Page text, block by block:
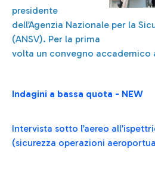
presidente
dell’Agenzia Nazionale per la
(ANSV). Per la prima
volta un convegno accademico
Indagini a bassa quota - NEW
Intervista sotto l’aereo
(sicurezza operazioni